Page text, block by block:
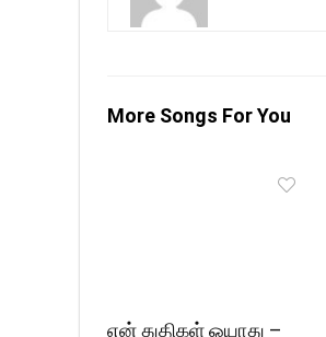
More Songs For You
என் துதிகள் ஓயாது –